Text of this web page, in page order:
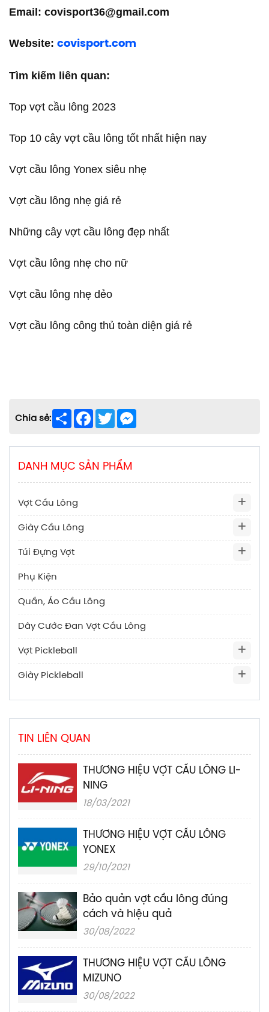
Email: covisport36@gmail.com
Website: covisport.com
Tìm kiếm liên quan:
Top vợt cầu lông 2023
Top 10 cây vợt cầu lông tốt nhất hiện nay
Vợt cầu lông Yonex siêu nhẹ
Vợt cầu lông nhẹ giá rẻ
Những cây vợt cầu lông đẹp nhất
Vợt cầu lông nhẹ cho nữ
Vợt cầu lông nhẹ dẻo
Vợt cầu lông công thủ toàn diện giá rẻ
Chia sẻ: ShareFacebook
Twitter
DANH MỤC SẢN PHẨM
Vợt Cầu Lông
Giày Cầu Lông
Túi Đựng Vợt
Phụ Kiện
Quần, Áo Cầu Lông
Dây Cước Đan Vợt Cầu Lông
Vợt Pickleball
Giày Pickleball
TIN LIÊN QUAN
THƯƠNG HIỆU VỢT CẦU LÔNG LI-
NING
18/03/2021
THƯƠNG HIỆU VỢT CẦU LÔNG
YONEX
29/10/2021
Bảo quản vợt cầu lông đúng
cách và hiệu quả
30/08/2022
THƯƠNG HIỆU VỢT CẦU LÔNG
MIZUNO
30/08/2022